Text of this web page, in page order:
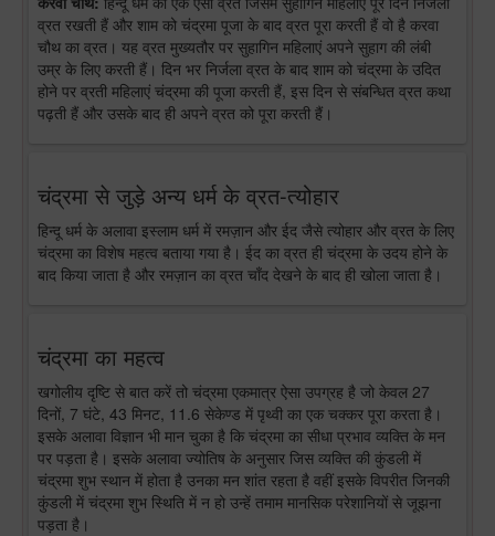
व्रत रखती हैं और शाम को चंद्रमा पूजा के बाद व्रत पूरा करती हैं वो है करवा
चौथ का व्रत। यह व्रत मुख्यतौर पर सुहागिन महिलाएं अपने सुहाग की लंबी
उम्र के लिए करती हैं। दिन भर निर्जला व्रत के बाद शाम को चंद्रमा के उदित
होने पर व्रती महिलाएं चंद्रमा की पूजा करती हैं, इस दिन से संबन्धित व्रत कथा
पढ़ती हैं और उसके बाद ही अपने व्रत को पूरा करती हैं।
चंद्रमा से जुड़े अन्य धर्म के व्रत-त्योहार
हिन्दू धर्म के अलावा इस्लाम धर्म में रमज़ान और ईद जैसे त्योहार और व्रत के लिए
चंद्रमा का विशेष महत्व बताया गया है। ईद का व्रत ही चंद्रमा के उदय होने के
बाद किया जाता है और रमज़ान का व्रत चाँद देखने के बाद ही खोला जाता है।
चंद्रमा का महत्व
खगोलीय दृष्टि से बात करें तो चंद्रमा एकमात्र ऐसा उपग्रह है जो केवल 27
दिनों, 7 घंटे, 43 मिनट, 11.6 सेकेण्ड में पृथ्वी का एक चक्कर पूरा करता है।
इसके अलावा विज्ञान भी मान चुका है कि चंद्रमा का सीधा प्रभाव व्यक्ति के मन
पर पड़ता है। इसके अलावा ज्योतिष के अनुसार जिस व्यक्ति की कुंडली में
चंद्रमा शुभ स्थान में होता है उनका मन शांत रहता है वहीं इसके विपरीत जिनकी
कुंडली में चंद्रमा शुभ स्थिति में न हो उन्हें तमाम मानसिक परेशानियों से जूझना
पड़ता है।